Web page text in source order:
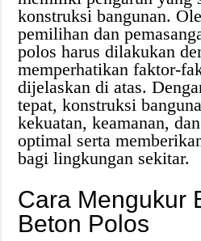
konstruksi bangunan.
pemilihan dan
polos harus dilakukan
memperhatikan faktor-
dijelaskan di atas.
tepat, konstruksi
kekuatan, keamanan,
optimal serta
bagi lingkungan sekitar.
Cara Mengukur
Beton Polos